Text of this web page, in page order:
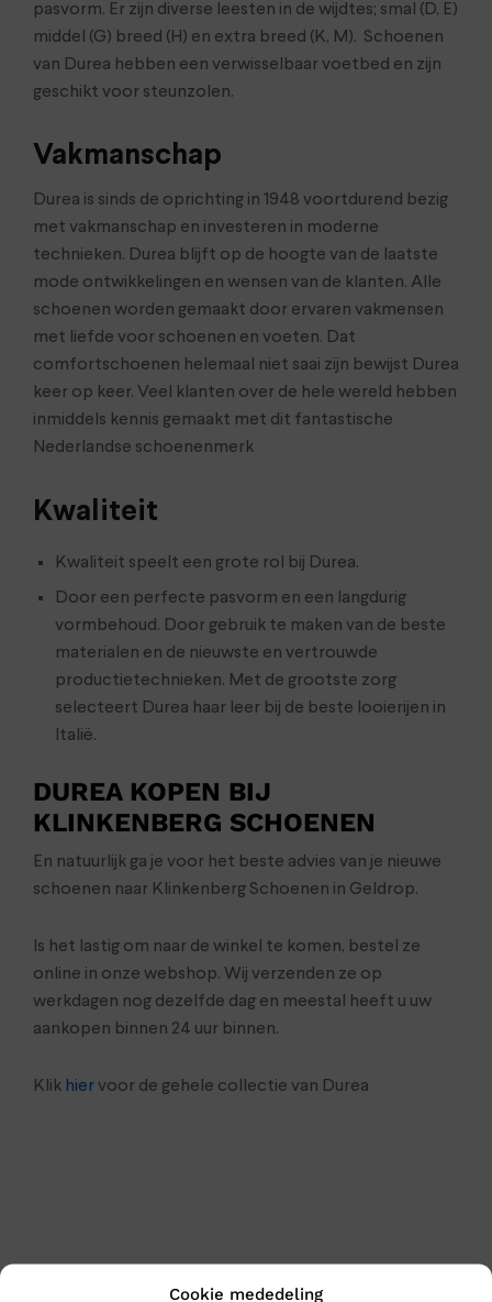
Cookie mededeling
pasvorm. Er zijn diverse leesten in de wijdtes; smal (D, E)
middel (G) breed (H) en extra breed (K, M). Schoenen
van Durea hebben een verwisselbaar voetbed en zijn
geschikt voor steunzolen.
Vakmanschap
Durea is sinds de oprichting in 1948 voortdurend bezig
met vakmanschap en investeren in moderne
technieken. Durea blijft op de hoogte van de laatste
mode ontwikkelingen en wensen van de klanten. Alle
schoenen worden gemaakt door ervaren vakmensen
met liefde voor schoenen en voeten. Dat
comfortschoenen helemaal niet saai zijn bewijst Durea
keer op keer. Veel klanten over de hele wereld hebben
inmiddels kennis gemaakt met dit fantastische
Nederlandse schoenenmerk
Kwaliteit
Kwaliteit speelt een grote rol bij Durea.
Door een perfecte pasvorm en een langdurig
vormbehoud. Door gebruik te maken van de beste
materialen en de nieuwste en vertrouwde
productietechnieken. Met de grootste zorg
selecteert Durea haar leer bij de beste looierijen in
Italië.
DUREA KOPEN BIJ
KLINKENBERG SCHOENEN
En natuurlijk ga je voor het beste advies van je nieuwe
schoenen naar Klinkenberg Schoenen in Geldrop.
Is het lastig om naar de winkel te komen, bestel ze
online in onze webshop. Wij verzenden ze op
werkdagen nog dezelfde dag en meestal heeft u uw
aankopen binnen 24 uur binnen.
Klik hiervoor de gehele collectie van Durea